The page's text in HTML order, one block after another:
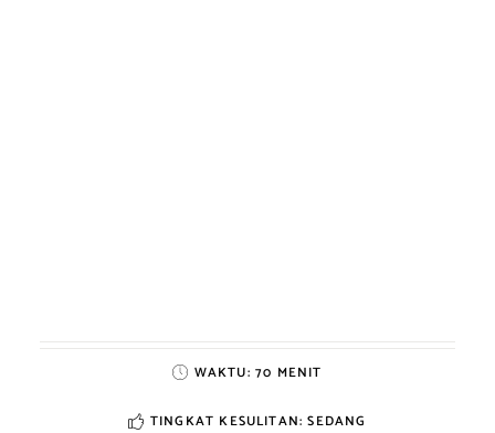
WAKTU: 70 MENIT
TINGKAT KESULITAN: SEDANG